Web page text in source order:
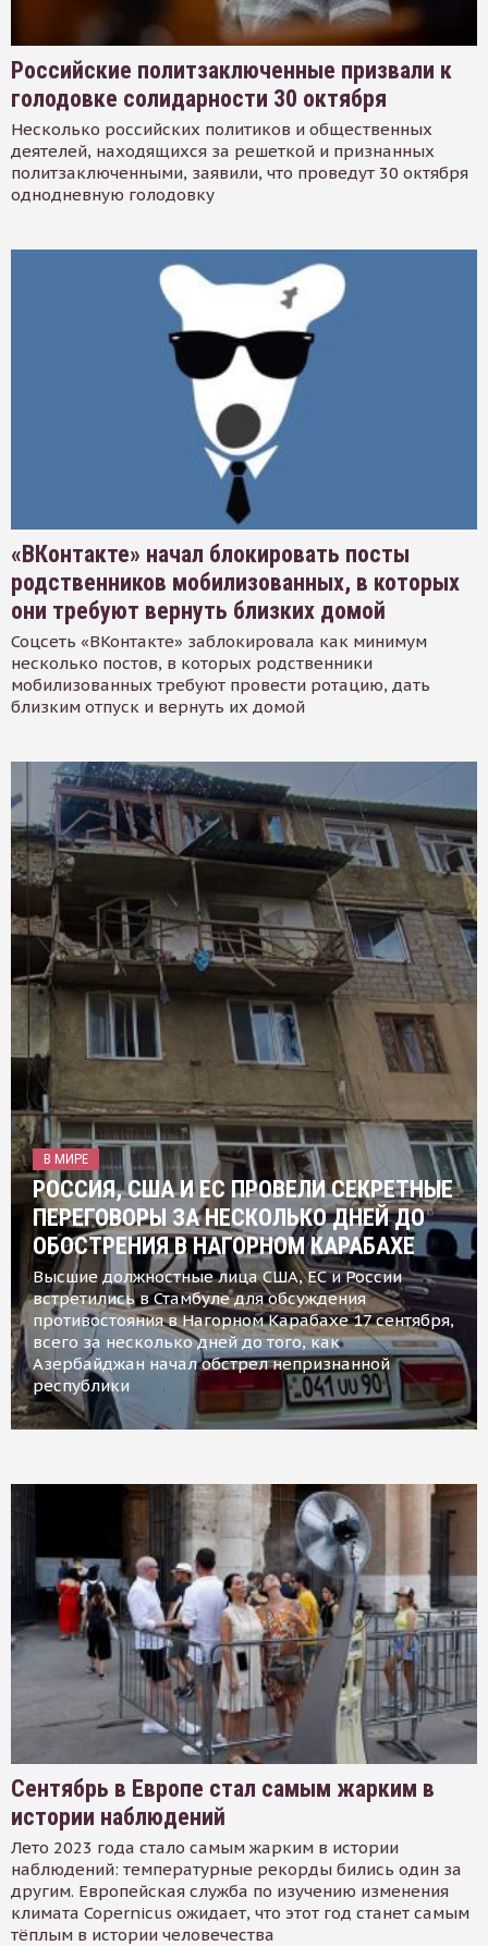
Российские политзаключенные призвали к
голодовке солидарности 30 октября
Несколько российских политиков и общественных
деятелей, находящихся за решеткой и признанных
политзаключенными, заявили, что проведут 30 октября
однодневную голодовку
«ВКонтакте» начал блокировать посты
родственников мобилизованных, в которых
они требуют вернуть близких домой
Соцсеть «ВКонтакте» заблокировала как минимум
несколько постов, в которых родственники
мобилизованных требуют провести ротацию, дать
близким отпуск и вернуть их домой
В МИРЕ
РОССИЯ, США И ЕС ПРОВЕЛИ СЕКРЕТНЫЕ
ПЕРЕГОВОРЫ ЗА НЕСКОЛЬКО ДНЕЙ ДО
ОБОСТРЕНИЯ В НАГОРНОМ КАРАБАХЕ
Высшие должностные лица США, ЕС и России
встретились в Стамбуле для обсуждения
противостояния в Нагорном Карабахе 17 сентября,
всего за несколько дней до того, как
Азербайджан начал обстрел непризнанной
республики
Сентябрь в Европе стал самым жарким в
истории наблюдений
Лето 2023 года стало самым жарким в истории
наблюдений: температурные рекорды бились один за
другим. Европейская служба по изучению изменения
климата Copernicus ожидает, что этот год станет самым
тёплым в истории человечества